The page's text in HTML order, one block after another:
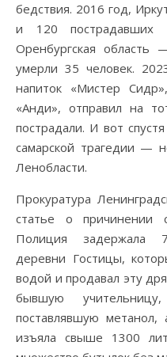
бедствия. 2016 год,
и 120 пострадавших
Оренбургская область
умерли 35 человек.
напиток «Мистер
«Анди», отправил на
пострадали. И вот
самарской трагедии —
Ленобласти.
Прокуратура
статье о причинении
Полиция задержала
деревни Гостицы,
водой и продавал эту
бывшую
поставлявшую
изъяла свыше 1300